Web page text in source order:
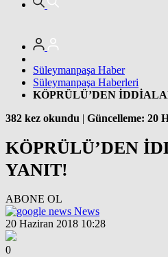
Süleymanpaşa Haber
Süleymanpaşa Haberleri
KÖPRÜLÜ’DEN
382 kez okundu | Güncelleme: 20
KÖPRÜLÜ’DEN
YANIT!
ABONE OL
News
20 Haziran 2018 10:28
0